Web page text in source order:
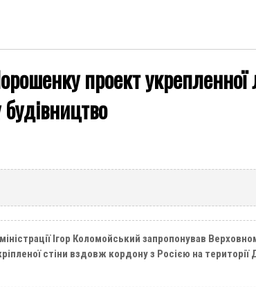
проект укрепленної
будівництво
Ігор Коломойський запропонував
стіни вздовж кордону з Росією на території